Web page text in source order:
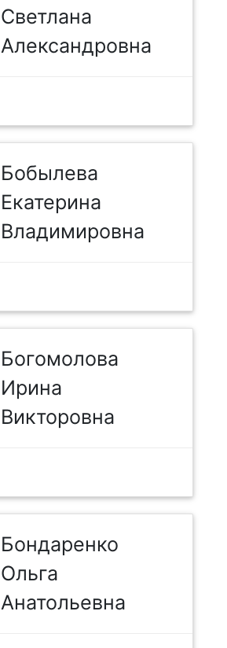
Светлана
Александровна
Бобылева
Екатерина
Владимировна
Богомолова
Ирина
Викторовна
Бондаренко
Ольга
Анатольевна